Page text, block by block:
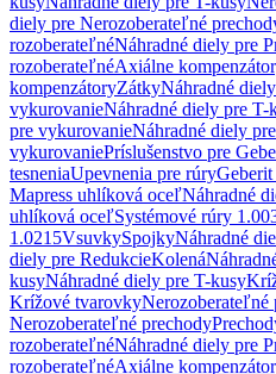
diely pre Nerozoberateľné
rozoberateľnéNáhradné diely pre
rozoberateľnéAxiálne
kompenzátoryZátkyNáhradné
vykurovanieNáhradné diely pre
pre vykurovanieNáhradné diely
vykurovaniePríslušenstvo pre
tesneniaUpevnenia pre rúry
Mapress uhlíková oceľNáhradné
uhlíková oceľSystémové rúry
1.0215VsuvkySpojkyNáhradné
diely pre RedukcieKolená
kusyNáhradné diely pre T-kusy
Krížové tvarovkyNerozoberateľné
Nerozoberateľné prechody
rozoberateľnéNáhradné diely pre
rozoberateľnéAxiálne